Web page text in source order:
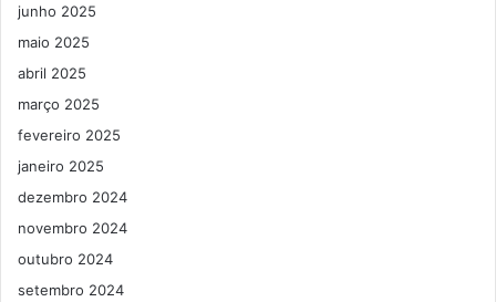
junho 2025
maio 2025
abril 2025
março 2025
fevereiro 2025
janeiro 2025
dezembro 2024
novembro 2024
outubro 2024
setembro 2024